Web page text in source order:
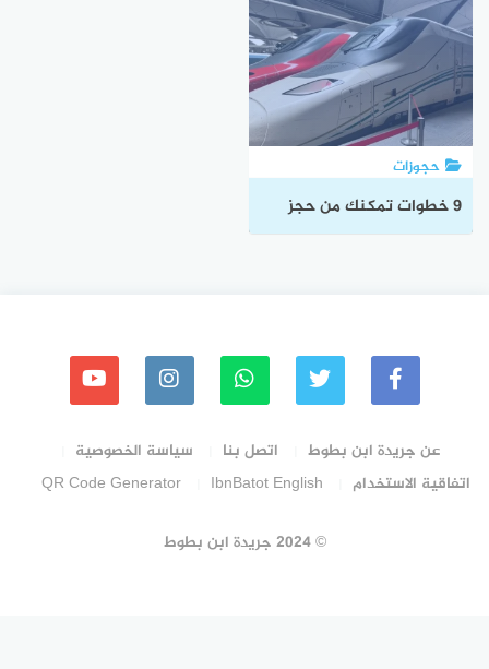
حجوزات
9 خطوات تمكنك من حجز
عن جريدة ابن بطوط اتصل بنا
سياسة الخصوصية
اتفاقية الاستخدام
IbnBatot English
QR Code Generator
© 2024 جريدة ابن بطوط